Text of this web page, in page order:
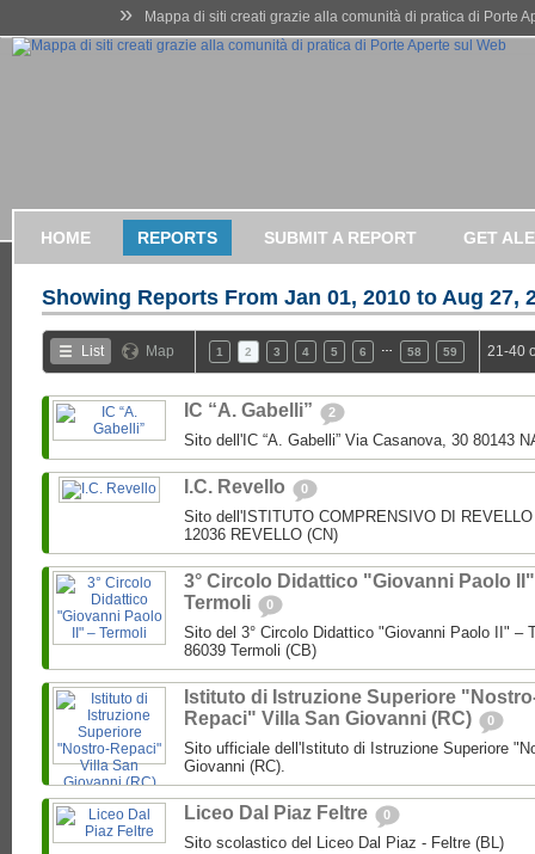
» Mappa di siti creati grazie alla comunità di pratica di Porte
HOME REPORTS SUBMIT A REPORT GET
Showing Reports From Jan 01, 2010 to Aug 27,
List Map 1 2 3 4 5 6 58 59 21-40
IC “A. Gabelli” 2
Sito dell'IC “A. Gabelli” Via Casanova, 30 80143
I.C. Revello 0
Sito dell'ISTITUTO COMPRENSIVO DI
12036 REVELLO (CN)
3° Circolo Didattico "Giovanni Paolo
Termoli
0
Sito del 3° Circolo Didattico "Giovanni Paolo II" –
86039 Termoli (CB)
Istituto di Istruzione Superiore
Repaci" Villa San Giovanni (RC)
0
Sito ufficiale dell'Istituto di Istruzione Superiore
Giovanni (RC).
Liceo Dal Piaz Feltre 0
Sito scolastico del Liceo Dal Piaz - Feltre (BL)